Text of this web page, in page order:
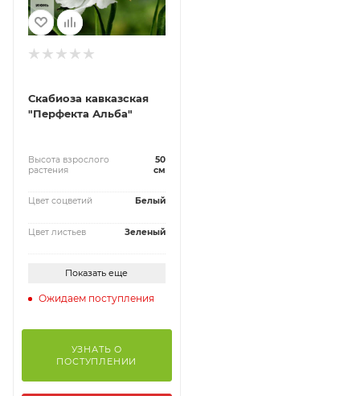
Скабиоза кавказская
"Перфекта Альба"
Высота взрослого
растения
50
см
Цвет соцветий Белый
Цвет листьев Зеленый
Показать еще
Ожидаем поступления
УЗНАТЬ О
ПОСТУПЛЕНИИ